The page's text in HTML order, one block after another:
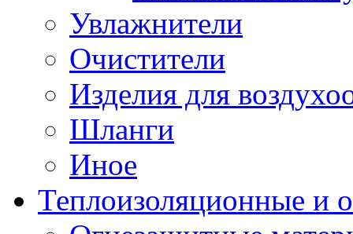
Увлажнители
Очистители
Изделия для
Шланги
Иное
Теплоизоляционные и